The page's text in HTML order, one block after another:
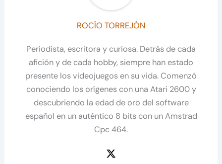
ROCÍO TORREJÓN
Periodista, escritora y curiosa. Detrás de cada
afición y de cada hobby, siempre han estado
presente los videojuegos en su vida. Comenzó
conociendo los orígenes con una Atari 2600 y
descubriendo la edad de oro del software
español en un auténtico 8 bits con un Amstrad
Cpc 464.